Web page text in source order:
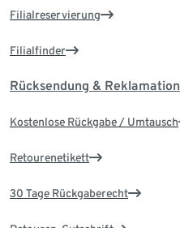
Filialreservierung
Filialfinder
Rücksendung & Reklamation
Kostenlose Rückgabe / Umtausch
Retourenetikett
30 Tage Rückgaberecht